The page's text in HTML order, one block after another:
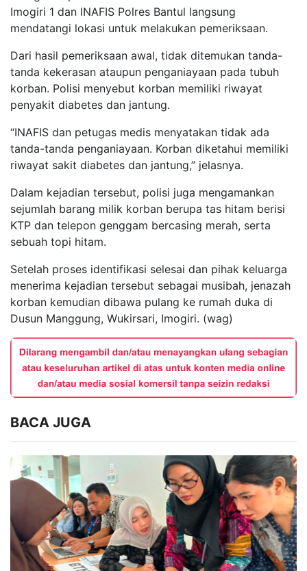
Imogiri 1 dan INAFIS Polres Bantul langsung
mendatangi lokasi untuk melakukan pemeriksaan.
Dari hasil pemeriksaan awal, tidak ditemukan tanda-
tanda kekerasan ataupun penganiayaan pada tubuh
korban. Polisi menyebut korban memiliki riwayat
penyakit diabetes dan jantung.
“INAFIS dan petugas medis menyatakan tidak ada
tanda-tanda penganiayaan. Korban diketahui memiliki
riwayat sakit diabetes dan jantung,” jelasnya.
Dalam kejadian tersebut, polisi juga mengamankan
sejumlah barang milik korban berupa tas hitam berisi
KTP dan telepon genggam bercasing merah, serta
sebuah topi hitam.
Setelah proses identifikasi selesai dan pihak keluarga
menerima kejadian tersebut sebagai musibah, jenazah
korban kemudian dibawa pulang ke rumah duka di
Dusun Manggung, Wukirsari, Imogiri. (wag)
BACA JUGA